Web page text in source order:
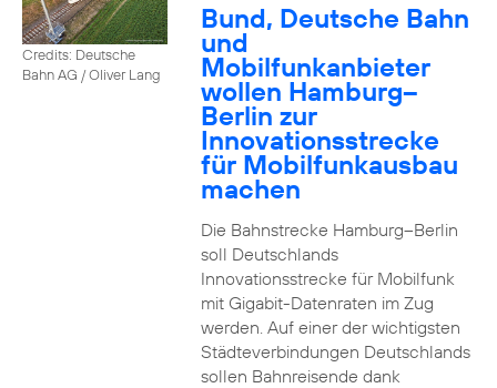
Credits: Deutsche
Bahn AG / Oliver Lang
Bund, Deutsche Bahn
und
Mobilfunkanbieter
wollen Hamburg–
Berlin zur
Innovationsstrecke
für Mobilfunkausbau
machen
Die Bahnstrecke Hamburg–Berlin
soll Deutschlands
Innovationsstrecke für Mobilfunk
mit Gigabit-Datenraten im Zug
werden. Auf einer der wichtigsten
Städteverbindungen Deutschlands
sollen Bahnreisende dank